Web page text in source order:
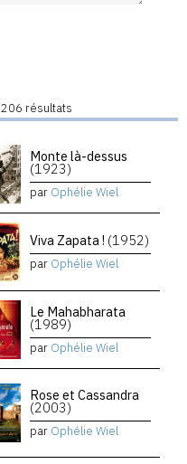
206 résultats
Monte là-dessus
(1923)
par Ophélie Wiel
Viva Zapata ! (1952)
par Ophélie Wiel
Le Mahabharata
(1989)
par Ophélie Wiel
Rose et Cassandra
(2003)
par Ophélie Wiel